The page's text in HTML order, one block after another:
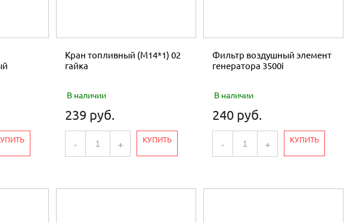
Кран топливный (М14*1) 02
гайка
В наличии
239 руб.
- + КУПИТЬ
Фильтр воздушный элемент
генератора 3500i
В наличии
240 руб.
- + КУПИТЬ